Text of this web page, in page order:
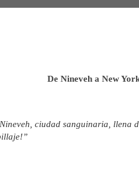
De Nineveh a New
ciudad sanguinaria, llena